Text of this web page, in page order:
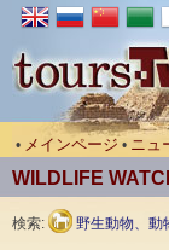
• メインページ • ニュ
WILDLIFE
検索: 野生動物、動